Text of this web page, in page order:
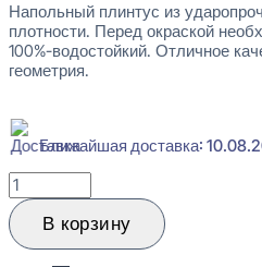
Напольный плинтус из
плотности. Перед окраской
100%-водостойкий. Отличное
геометрия.
Ближайшая доставка:
Количество
товара
De
BAGET
В корзину